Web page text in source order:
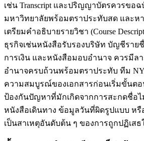
เช่น Transcript และปริญญาบัตรควรขอ
มหาวิทยาลัยพร้อมตราประทับสด และห
เตรียมคำอธิบายรายวิชา (Course
ธุรกิจเช่นหนังสือรับรองบริษัท บัญชีราย
การเงิน และหนังสือมอบอำนาจ ควรมีล
อำนาจครบถ้วนพร้อมตราประทับ ทีม
ความสมบูรณ์ของเอกสารก่อนเริ่มขั้นตอ
ป้องกันปัญหาที่มักเกิดจากการสะกดชื่อไ
หนังสือเดินทาง ข้อมูลวันที่ผิดรูปแบบ หรื
เป็นสาเหตุอันดับต้น ๆ ของการถูกปฏิเส